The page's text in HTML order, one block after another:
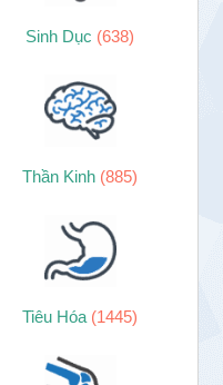
Sinh Dục (638)
Thần Kinh (885)
Tiêu Hóa (1445)